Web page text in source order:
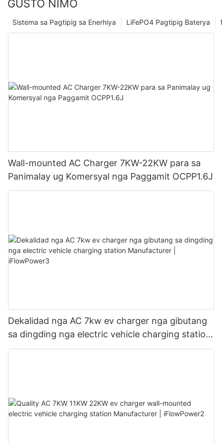
GUSTO NIMO
LiFePO4 Pagtipig Baterya
Sistema sa Pagtipig sa Enerhiya
Wall-mounted AC Charger 7KW-22KW para sa
Panimalay ug Komersyal nga Paggamit OCPP1.6J
Dekalidad nga AC 7kw ev charger nga gibutang
sa dingding nga electric vehicle charging station
Manufacturer | iFlowPower3